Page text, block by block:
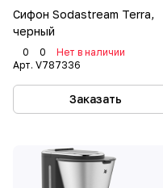
Сифон Sodastream Terra,
черный
0 0
Нет в наличии
Арт. V787336
Заказать